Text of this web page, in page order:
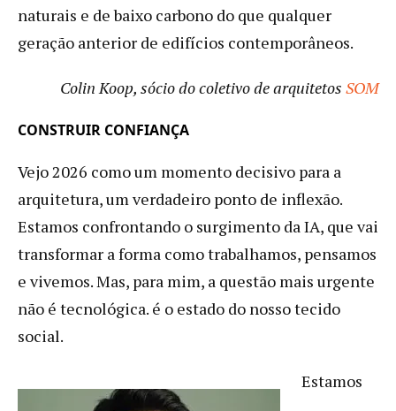
naturais e de baixo carbono do que qualquer
geração anterior de edifícios contemporâneos.
Colin Koop, sócio do coletivo de arquitetos SOM
CONSTRUIR CONFIANÇA
Vejo 2026 como um momento decisivo para a
arquitetura, um verdadeiro ponto de inflexão.
Estamos confrontando o surgimento da IA, que vai
transformar a forma como trabalhamos, pensamos
e vivemos. Mas, para mim, a questão mais urgente
não é tecnológica. é o estado do nosso tecido
social.
Estamos